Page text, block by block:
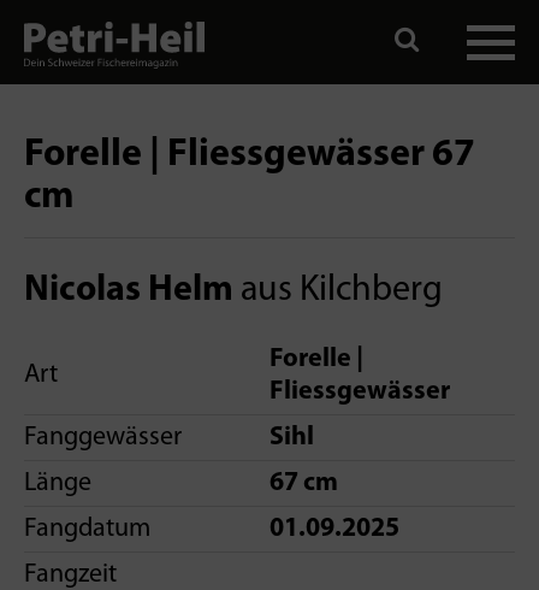
Forelle | Fliessgewässer 67
cm
Nicolas Helm aus Kilchberg
Art
Forelle |
Fliessgewässer
Fanggewässer
Sihl
Länge
67 cm
Fangdatum
01.09.2025
Fangzeit